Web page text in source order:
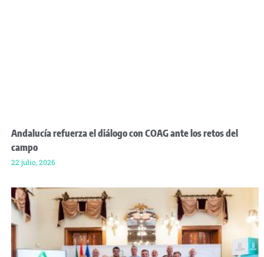
Andalucía refuerza el diálogo con COAG ante los retos del
campo
22 julio, 2026